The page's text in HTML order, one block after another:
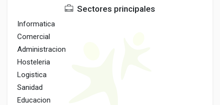
Sectores principales
Informatica
Comercial
Administracion
Hosteleria
Logistica
Sanidad
Educacion